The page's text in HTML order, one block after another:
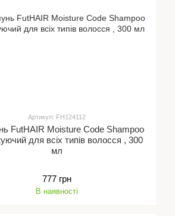
Артикул: FH124112
FutHAIR Moisture Code Shampoo
волосся , 300
мл
777 грн
В наявності